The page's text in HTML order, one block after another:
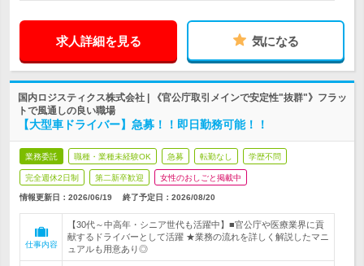
求人詳細を見る 気になる
国内ロジスティクス株式会社 | 《官公庁取引メインで安定性"抜群"》フラッ
トで風通しの良い職場
【大型車ドライバー】急募！！即日勤務可能！！
業務委託 職種・業種未経験OK 急募 転勤なし 学歴不問
完全週休2日制 第二新卒歓迎 女性のおしごと掲載中
情報更新日：2026/06/19 終了予定日： 2026/08/20
仕事内容
【30代～中高年・シニア世代も活躍中】■官公庁や医療業界に貢
献するドライバーとして活躍 ★業務の流れを詳しく解説したマニ
ュアルも用意あり◎